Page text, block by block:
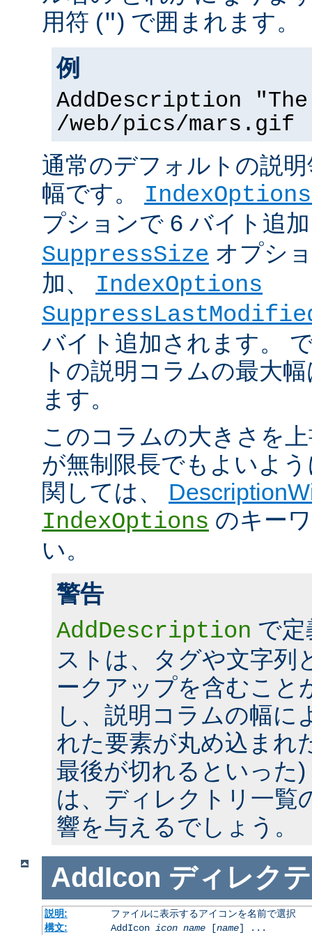
用符 (") で囲まれます。
例
AddDescription
/web/pics/mars.gif
通常のデフォルトの説
幅です。
プションで 6 バイト追
SuppressSize オプシ
加、 IndexOptions
バイト追加されます。
トの説明コラムの最大
ます。
このコラムの大きさを
が無制限長でもよいよ
関しては、
IndexOptions のキー
い。
警告
AddDescription で
ストは、タグや文字列
ークアップを含むこと
し、説明コラムの幅に
れた要素が丸め込まれ
最後が切れるといった
は、ディレクトリ一覧
響を与えるでしょう。
AddIcon ディレク
説明:
ファイルに表示するアイコンを名前で選択
構文:
AddIcon icon name[name] ...